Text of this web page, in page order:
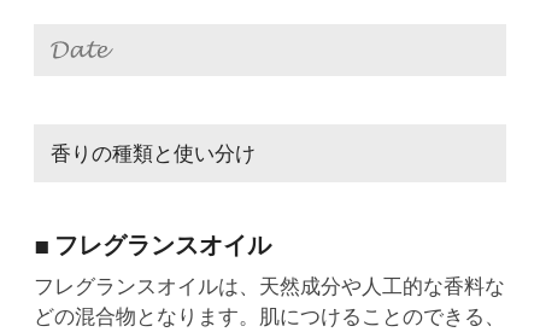
香りの種類と使い分け
■ フレグランスオイル
フレグランスオイルは、天然成分や人工的な香料な
どの混合物となります。肌につけることのできる、